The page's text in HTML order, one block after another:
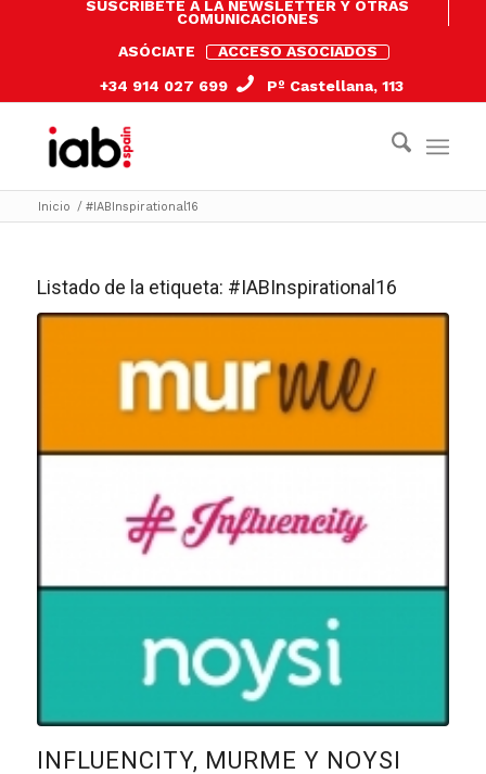
SUSCRÍBETE A LA NEWSLETTER Y OTRAS
COMUNICACIONES
ASÓCIATE
ACCESO ASOCIADOS
+34 914 027 699
Pº Castellana, 113
Inicio / #IABInspirational16
Listado de la etiqueta: #IABInspirational16
INFLUENCITY, MURME Y NOYSI